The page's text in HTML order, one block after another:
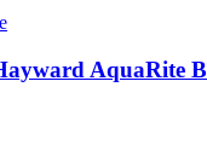
AquaRite